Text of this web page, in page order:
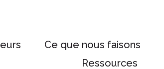
Ce que nous faisons
Ressources